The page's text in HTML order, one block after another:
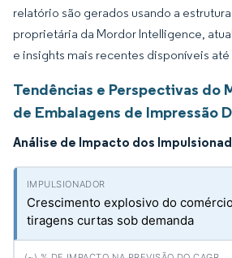
relatório são gerados usando a
proprietária da Mordor Intelligence,
e insights mais recentes disponíveis até
Tendências e Perspectivas do
de Embalagens de Impressão
Análise de Impacto dos
Crescimento explosivo do
tiragens curtas sob demanda